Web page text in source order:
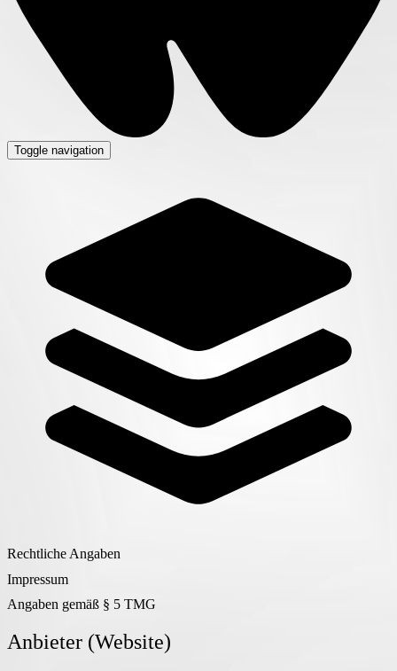
Toggle navigation
Rechtliche Angaben
Impressum
Angaben gemäß § 5 TMG
Anbieter (Website)